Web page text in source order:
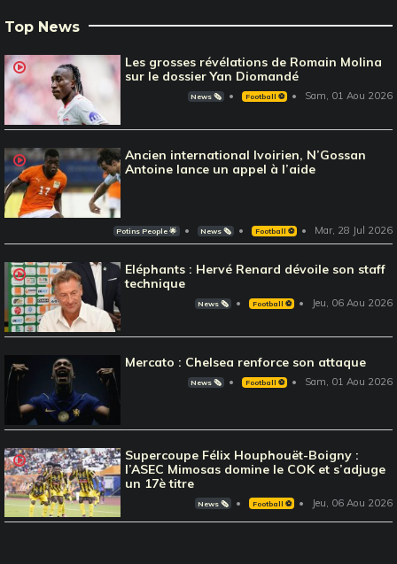
Top News
Les grosses révélations de Romain Molina
sur le dossier Yan Diomandé
News 🗞️ Football ⚽️ Sam, 01 Aou 2026
Ancien international Ivoirien, N’Gossan
Antoine lance un appel à l’aide
Potins People 🌟 News 🗞️ Football ⚽️ Mar, 28 Jul 2026
Eléphants : Hervé Renard dévoile son staff
technique
News 🗞️ Football ⚽️ Jeu, 06 Aou 2026
Mercato : Chelsea renforce son attaque
News 🗞️ Football ⚽️ Sam, 01 Aou 2026
Supercoupe Félix Houphouët-Boigny :
l’ASEC Mimosas domine le COK et s’adjuge
un 17è titre
News 🗞️ Football ⚽️ Jeu, 06 Aou 2026